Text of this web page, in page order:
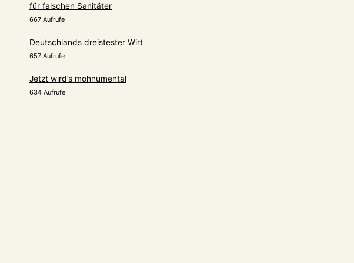
für falschen Sanitäter
667 Aufrufe
Deutschlands dreistester Wirt
657 Aufrufe
Jetzt wird’s mohnumental
634 Aufrufe